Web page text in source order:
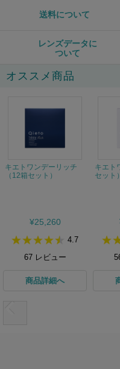
送料について
レンズデータに
ついて
オススメ商品
キエトワンデーリッチ
（12箱セット）
¥25,260
4.7
67レビュー
商品詳細へ
キエト
セット）